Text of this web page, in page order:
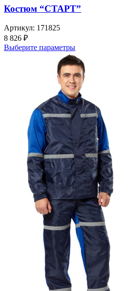
Костюм “СТАРТ”
Артикул: 171825
8 826 ₽
Выберите параметры